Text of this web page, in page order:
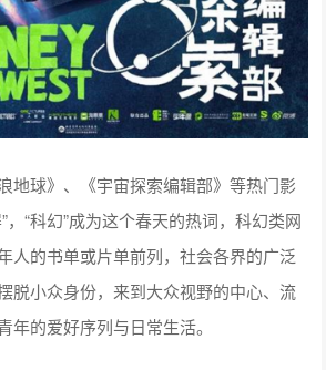
地球》、《宇宙探索编辑部》等热门影
，“科幻”成为这个春天的热词，科幻类网
人的书单或片单前列，社会各界的广泛
脱小众身份，来到大众视野的中心、流
年的爱好序列与日常生活。